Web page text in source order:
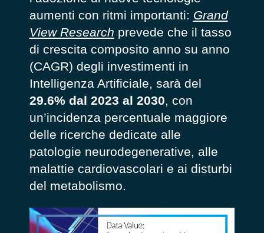
aumenti con ritmi importanti: Grand
View Research prevede che il tasso
di crescita composito anno su anno
(CAGR) degli investimenti in
Intelligenza Artificiale, sarà del
29.6% dal 2023 al 2030, con
un’incidenza percentuale maggiore
delle ricerche dedicate alle
patologie neurodegenerative, alle
malattie cardiovascolari e ai disturbi
del metabolismo.